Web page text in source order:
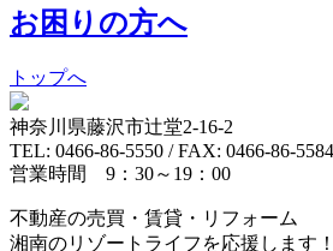
お困りの方へ
トップへ
神奈川県藤沢市辻堂2-16-2
TEL: 0466-86-5550 / FAX: 0466-86-5584
営業時間 9：30～19：00
不動産の売買・賃貸・リフォーム
湘南のリゾートライフを応援します！